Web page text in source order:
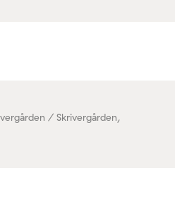
/ Skrivergården,